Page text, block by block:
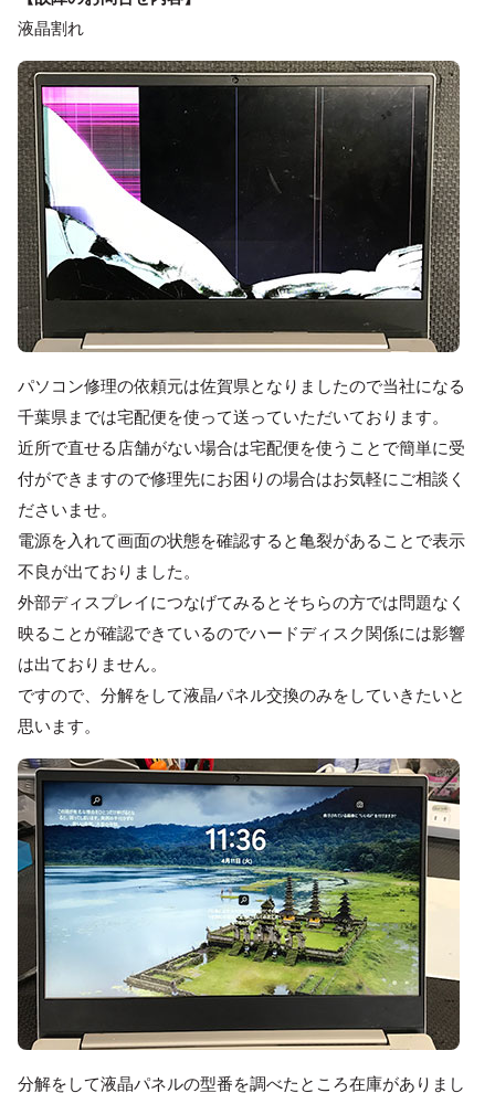
液晶割れ
パソコン修理の依頼元は佐賀県となりましたので当社になる
千葉県までは宅配便を使って送っていただいております。
近所で直せる店舗がない場合は宅配便を使うことで簡単に受
付ができますので修理先にお困りの場合はお気軽にご相談く
ださいませ。
電源を入れて画面の状態を確認すると亀裂があることで表示
不良が出ておりました。
外部ディスプレイにつなげてみるとそちらの方では問題なく
映ることが確認できているのでハードディスク関係には影響
は出ておりません。
ですので、分解をして液晶パネル交換のみをしていきたいと
思います。
分解をして液晶パネルの型番を調べたところ在庫がありまし